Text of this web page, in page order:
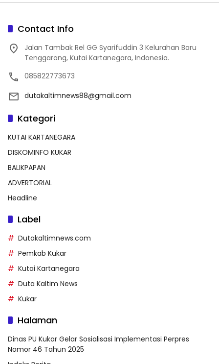
Contact Info
Jalan Tambak Rel GG Syarifuddin 3 Kelurahan Baru
Tenggarong, Kutai Kartanegara, Indonesia.
085822773673
dutakaltimnews88@gmail.com
Kategori
KUTAI KARTANEGARA
DISKOMINFO KUKAR
BALIKPAPAN
ADVERTORIAL
Headline
Label
Dutakaltimnews.com
Pemkab Kukar
Kutai Kartanegara
Duta Kaltim News
Kukar
Halaman
Dinas PU Kukar Gelar Sosialisasi Implementasi Perpres
Nomor 46 Tahun 2025